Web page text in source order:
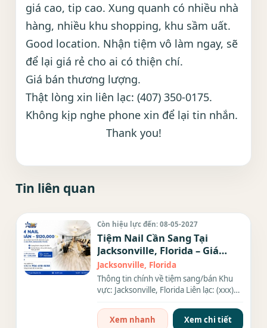
giá cao, tip cao. Xung quanh có nhiều nhà
hàng, nhiều khu shopping, khu sầm uất.
Good location. Nhận tiệm vô làm ngay, sẽ
để lại giá rẻ cho ai có thiện chí.
Giá bán thương lượng.
Thật lòng xin liên lạc: (407) 350-0175.
Không kịp nghe phone xin để lại tin nhắn.
Thank you!
Tin liên quan
Còn hiệu lực đến: 08-05-2027
Tiệm Nail Cần Sang Tại
Jacksonville, Florida – Giá
$120,000
Jacksonville, Florida
Thông tin chính về tiệm sang/bán Khu
vực: Jacksonville, Florida Liên lạc: (xxx)
Xem nhanh
Xem chi tiết